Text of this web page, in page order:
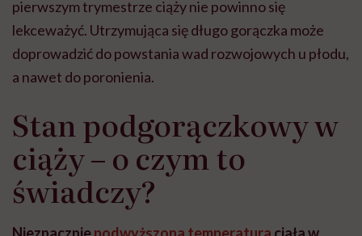
pierwszym trymestrze ciąży nie powinno się
lekceważyć. Utrzymująca się długo gorączka może
doprowadzić do powstania wad rozwojowych u płodu,
a nawet do poronienia.
Stan podgorączkowy w
ciąży – o czym to
świadczy?